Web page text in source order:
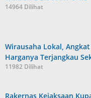
14964 Dilihat
Wirausaha Lokal,
Harganya Terjangkau
11982 Dilihat
Rakernas